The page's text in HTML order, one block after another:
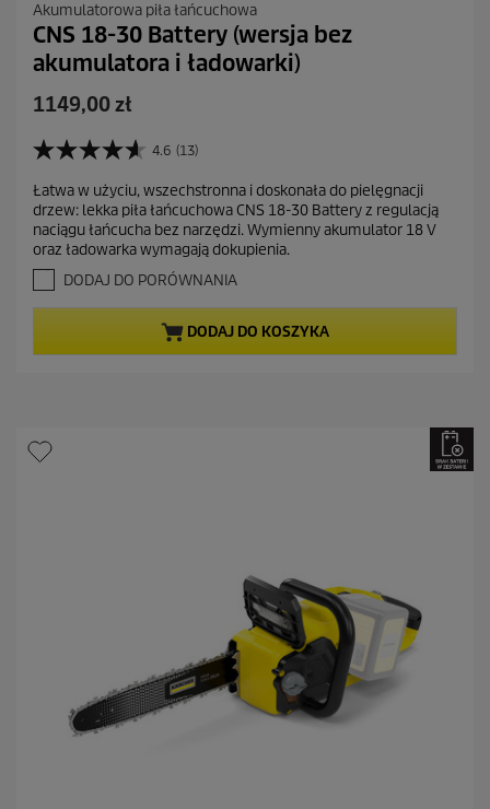
Akumulatorowa piła łańcuchowa
CNS 18-30 Battery (wersja bez
akumulatora i ładowarki)
A
t
a
l
n
a
c
1149,00 zł
4.6 (13)
4
6
n
a
5
w
z
1
Łatwa w użyciu, wszechstronna i doskonała do pielęgnacji
drzew: lekka piła łańcuchowa CNS 18-30 Battery z regulacją
naciągu łańcucha bez narzędzi. Wymienny akumulator 18 V
oraz ładowarka wymagają dokupienia.
DODAJ DO PORÓWNANIA
DODAJ DO KOSZYKA